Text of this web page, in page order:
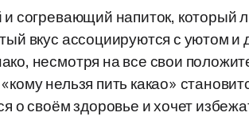
и согревающий напиток,
вкус ассоциируются с уютом и
несмотря на все свои
нельзя пить какао»
о своём здоровье и хочет